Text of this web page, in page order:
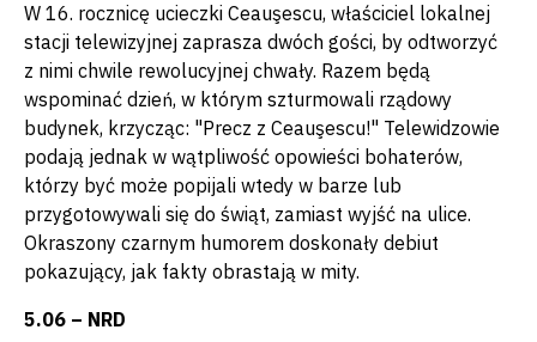
W 16. rocznicę ucieczki Ceauşescu, właściciel lokalnej
stacji telewizyjnej zaprasza dwóch gości, by odtworzyć
z nimi chwile rewolucyjnej chwały. Razem będą
wspominać dzień, w którym szturmowali rządowy
budynek, krzycząc: "Precz z Ceauşescu!" Telewidzowie
podają jednak w wątpliwość opowieści bohaterów,
którzy być może popijali wtedy w barze lub
przygotowywali się do świąt, zamiast wyjść na ulice.
Okraszony czarnym humorem doskonały debiut
pokazujący, jak fakty obrastają w mity.
5.06 – NRD